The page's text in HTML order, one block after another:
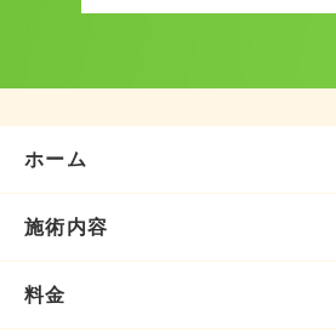
ホーム
施術内容
料金